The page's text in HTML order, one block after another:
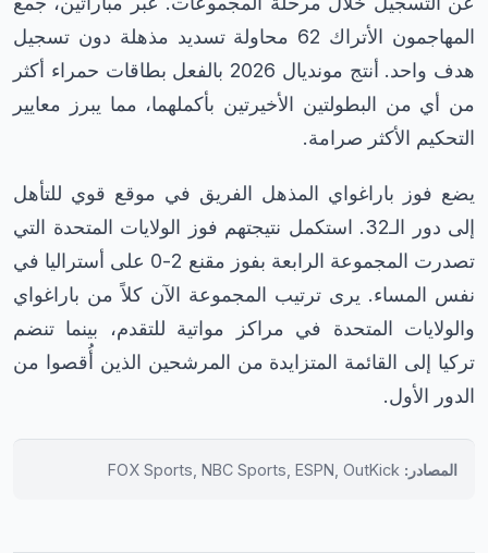
المهاجمون الأتراك 62 محاولة تسديد مذهلة دون تسجيل
هدف واحد. أنتج مونديال 2026 بالفعل بطاقات حمراء أكثر
من أي من البطولتين الأخيرتين بأكملهما، مما يبرز معايير
التحكيم الأكثر صرامة.
يضع فوز باراغواي المذهل الفريق في موقع قوي للتأهل
إلى دور الـ32. استكمل نتيجتهم فوز الولايات المتحدة التي
تصدرت المجموعة الرابعة بفوز مقنع 2-0 على أستراليا في
نفس المساء. يرى ترتيب المجموعة الآن كلاً من باراغواي
والولايات المتحدة في مراكز مواتية للتقدم، بينما تنضم
تركيا إلى القائمة المتزايدة من المرشحين الذين أُقصوا من
الدور الأول.
المصادر: